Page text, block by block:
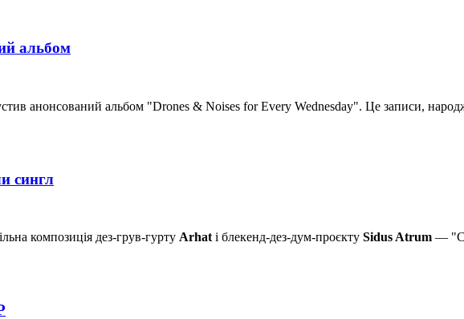
альбом
анонсований альбом "Drones & Noises for Every Wednesday". Це записи,
сингл
композиція дез-грув-гурту Arhat і блекенд-дез-дум-проєкту Sidus Atrum —